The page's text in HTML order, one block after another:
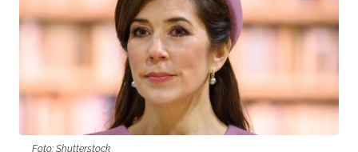
Foto: Shutterstock